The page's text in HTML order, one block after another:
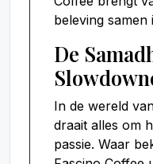
beleving samen
De
In de wereld
draait alles om
passie. Waar